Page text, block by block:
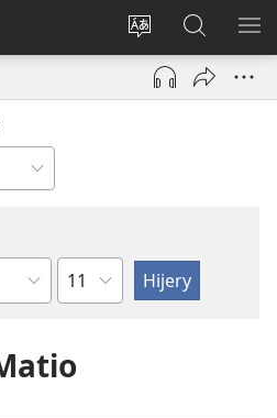
Hiova
fiteny
Hiditra
(manokatra
rohy)
ato
Amin’ny
Toko